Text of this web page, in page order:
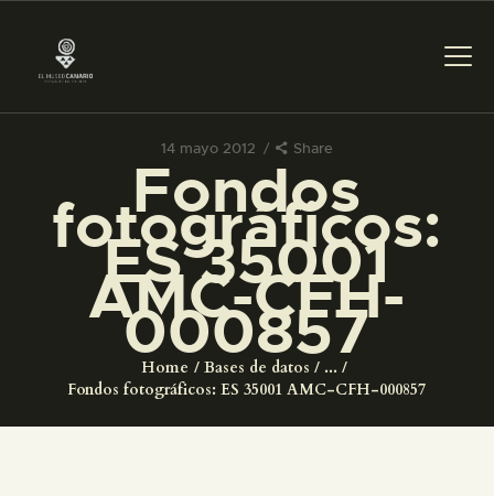
14 mayo 2012 Share
Fondos
fotográficos:
ES 35001
AMC-CFH-
000857
Home Bases de datos
...
Fondos fotográficos: ES 35001 AMC-CFH-000857
PREPARAR LA VISITA
ACTIVIDADES
█
EL MUSEO